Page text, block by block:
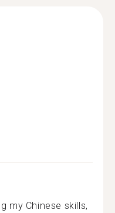
my Chinese skills,